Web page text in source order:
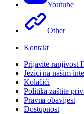
Youtube
Other
Kontakt
Prijavite ranjivost
Jezici na našim
Kolačići
Politika zaštite
Pravna obavijest
Dostupnost